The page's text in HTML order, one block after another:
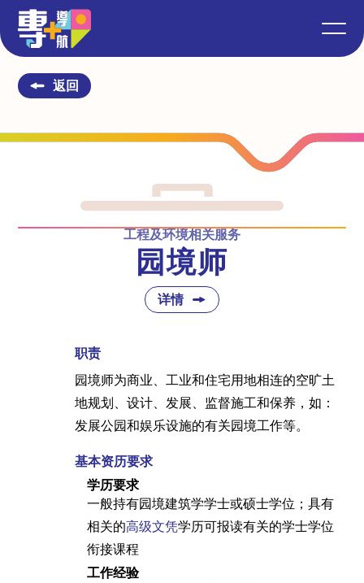
返回
工程及环境相关服务
园境师
详情
职责
园境师为商业、工业和住宅用地相连的空旷土
地规划、设计、发展、监督施工和保养，如：
发展公园和娱乐设施的有关园境工作等。
基本资历要求
学历要求
一般持有园境建筑学学士或硕士学位；具有
相关的高级文凭学历可报读有关的学士学位
衔接课程
工作经验